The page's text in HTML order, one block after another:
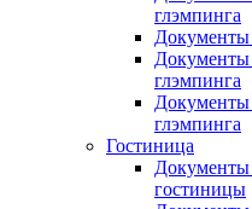
глэмпинга
Документы
глэмпинга
Документы
глэмпинга
Гостиница
Документы
гостиницы